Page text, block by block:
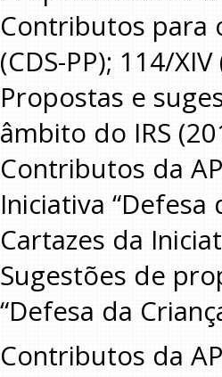
Contributos para
(CDS-PP); 114/
Propostas e
âmbito do IRS
Contributos da
Iniciativa “Defesa
Cartazes da
Sugestões de
“Defesa da
Contributos da